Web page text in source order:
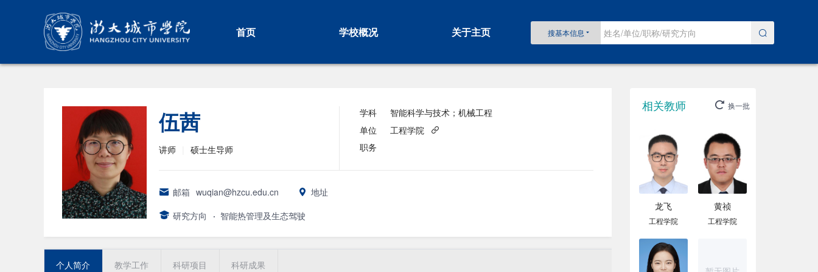
首页 学校概况 关于主页 搜基本信息
伍茜
讲师 硕士生导师
学科
智能科学与技术；机械工程
单位
工程学院
职务
邮箱 wuqian@hzcu.edu.cn
地址
研究方向
· 智能热管理及生态驾驶
个人简介 教学工作 科研项目 科研成果
相关教师 换一批
龙飞
工程学院
黄祯
工程学院